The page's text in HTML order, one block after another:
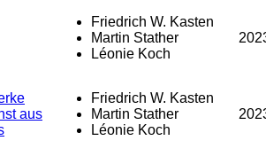
Friedrich W. Kasten
Martin Stather
Léonie Koch
aus
Friedrich W. Kasten
Martin Stather
Léonie Koch